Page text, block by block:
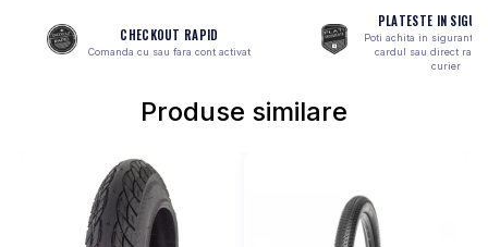
CUVETE
CHECKOUT RAPID
Comanda cu sau fara cont activat
PLATESTE IN
Poti achita in siguranta
cardul sau direct
curier
Produse similare